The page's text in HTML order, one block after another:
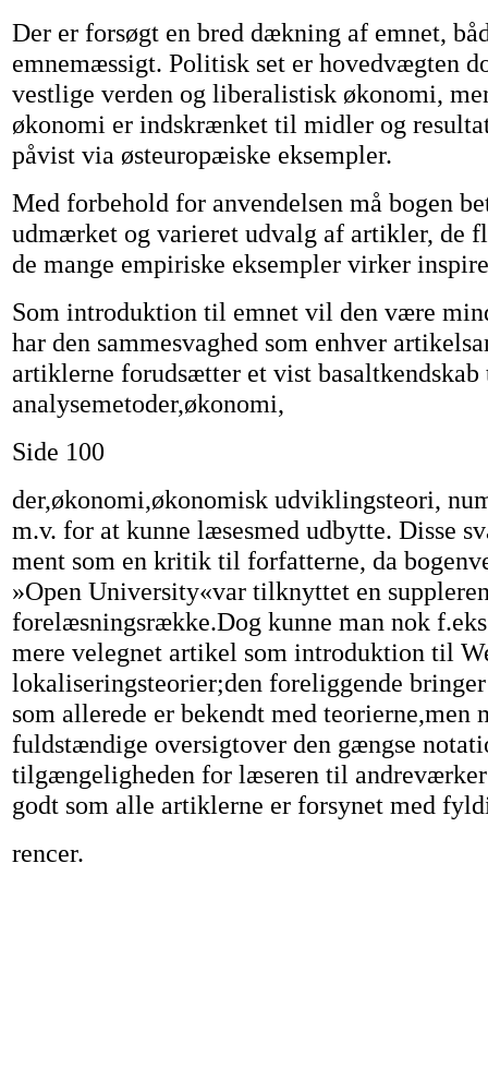
Der er forsøgt en bred dækning af emnet,
emnemæssigt. Politisk set er hovedvægten
vestlige verden og liberalistisk økonomi,
økonomi er indskrænket til midler og
påvist via østeuropæiske eksempler.
Med forbehold for anvendelsen må bogen
udmærket og varieret udvalg af artikler, de
de mange empiriske eksempler virker
Som introduktion til emnet vil den være
har den sammesvaghed som enhver
artiklerne forudsætter et vist
analysemetoder,økonomi,
Side 100
der,økonomi,økonomisk udviklingsteori,
m.v. for at kunne læsesmed udbytte. Disse
ment som en kritik til forfatterne, da
»Open University«var tilknyttet en
forelæsningsrække.Dog kunne man nok
mere velegnet artikel som introduktion til
lokaliseringsteorier;den foreliggende
som allerede er bekendt med teorierne,men
fuldstændige oversigtover den gængse
tilgængeligheden for læseren til andreværker
godt som alle artiklerne er forsynet med
rencer.